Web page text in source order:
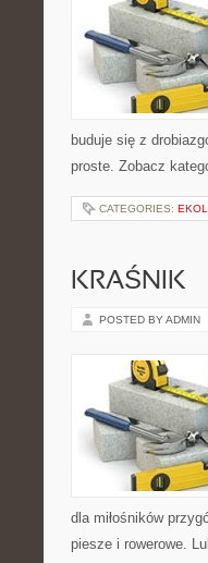
buduje się z
proste. Zobacz
CATEGORIES:
KRAŚNIK
POSTED BY ADMIN
dla miłośników
piesze i rowerowe.